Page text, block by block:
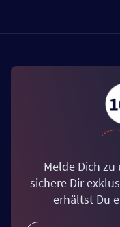
Melde Dich
sichere Dir
erhältst Du